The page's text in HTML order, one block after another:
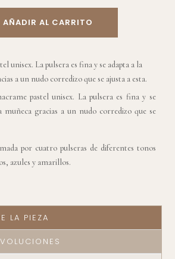
AÑADIR AL CARRITO
unisex. La pulsera es fina y se adapta a la
a un nudo corredizo que se ajusta a esta.
pastel unisex. La pulsera es fina y se
muñeca gracias a un nudo corredizo que se
por cuatro pulseras de diferentes tonos
azules y amarillos.
LA PIEZA